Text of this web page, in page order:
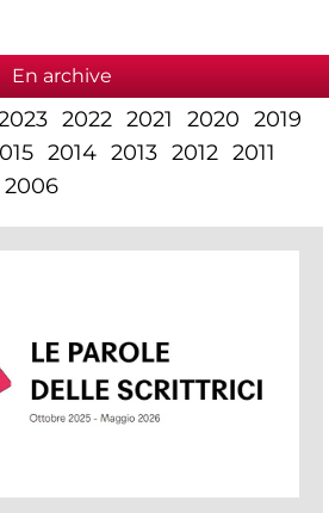
En archive
2022 2021 2020 2019
2014 2013 2012 2011
2006